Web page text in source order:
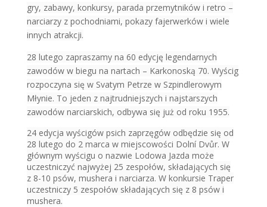
gry, zabawy, konkursy, parada przemytników i retro –
narciarzy z pochodniami, pokazy fajerwerków i wiele
innych atrakcji.
28 lutego zapraszamy na 60 edycję legendarnych
zawodów w biegu na nartach – Karkonoską 70. Wyścig
rozpoczyna się w Svatym Petrze w Szpindlerowym
Młynie. To jeden z najtrudniejszych i najstarszych
zawodów narciarskich, odbywa się już od roku 1955.
24 edycja wyścigów psich zaprzęgów odbędzie się od
28 lutego do 2 marca w miejscowości Dolní Dvůr. W
głównym wyścigu o nazwie Lodowa Jazda może
uczestniczyć najwyżej 25 zespołów, składających się
z 8-10 psów, mushera i narciarza. W konkursie Traper
uczestniczy 5 zespołów składających się z 8 psów i
mushera.